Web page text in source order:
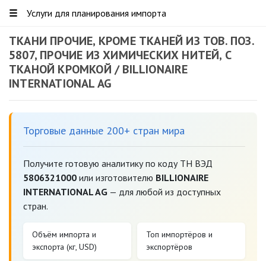
☰ Услуги для планирования импорта
ТКАНИ ПРОЧИЕ, КРОМЕ ТКАНЕЙ ИЗ ТОВ. ПОЗ.
5807, ПРОЧИЕ ИЗ ХИМИЧЕСКИХ НИТЕЙ, С
ТКАНОЙ КРОМКОЙ / BILLIONAIRE
INTERNATIONAL AG
Торговые данные 200+ стран мира
Получите готовую аналитику по коду ТН ВЭД
5806321000 или изготовителю BILLIONAIRE
INTERNATIONAL AG — для любой из доступных
стран.
Объём импорта и
экспорта (кг, USD)
Топ импортёров и
экспортёров